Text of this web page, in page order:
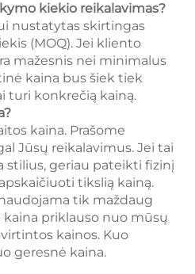
kiekio reikalavimas?
nustatytas skirtingas
(MOQ). Jei kliento
mažesnis nei minimalus
kaina bus šiek tiek
turi konkrečią kainą.
kaina. Prašome
Jūsų reikalavimus. Jei tai
stilius, geriau pateikti fizinį
tikslią kainą.
tik maždaug
priklauso nuo mūsų
kainos. Kuo
geresnė kaina.